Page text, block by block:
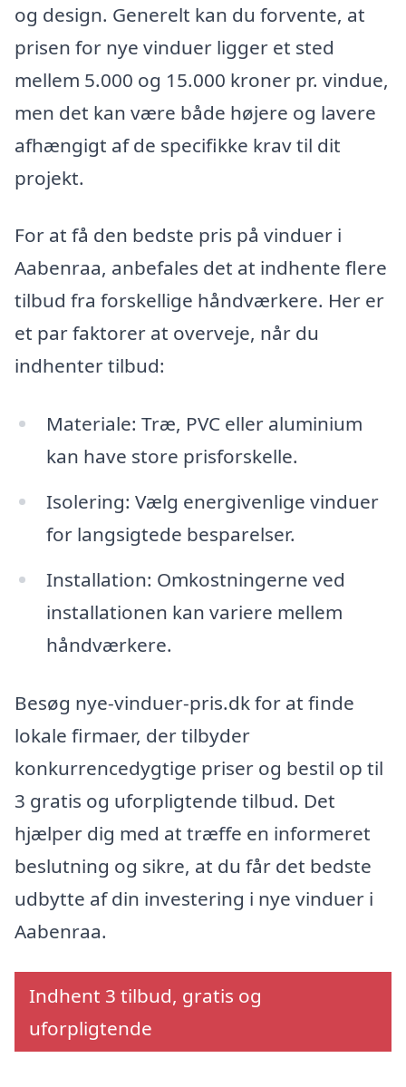
og design. Generelt kan du forvente, at
prisen for nye vinduer ligger et sted
mellem 5.000 og 15.000 kroner pr. vindue,
men det kan være både højere og lavere
afhængigt af de specifikke krav til dit
projekt.
For at få den bedste pris på vinduer i
Aabenraa, anbefales det at indhente flere
tilbud fra forskellige håndværkere. Her er
et par faktorer at overveje, når du
indhenter tilbud:
Materiale: Træ, PVC eller aluminium
kan have store prisforskelle.
Isolering: Vælg energivenlige vinduer
for langsigtede besparelser.
Installation: Omkostningerne ved
installationen kan variere mellem
håndværkere.
Besøg nye-vinduer-pris.dk for at finde
lokale firmaer, der tilbyder
konkurrencedygtige priser og bestil op til
3 gratis og uforpligtende tilbud. Det
hjælper dig med at træffe en informeret
beslutning og sikre, at du får det bedste
udbytte af din investering i nye vinduer i
Aabenraa.
Indhent 3 tilbud, gratis og
uforpligtende